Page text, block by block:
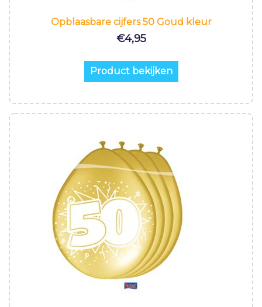
Opblaasbare cijfers 50 Goud kleur
€4,95
Product bekijken